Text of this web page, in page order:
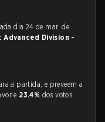
dia 24 de mar. de
Advanced Division -
a partida, e preveem a
e 23.4% dos votos